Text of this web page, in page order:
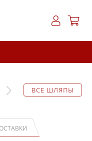
ВСЕ ШЛЯПЫ